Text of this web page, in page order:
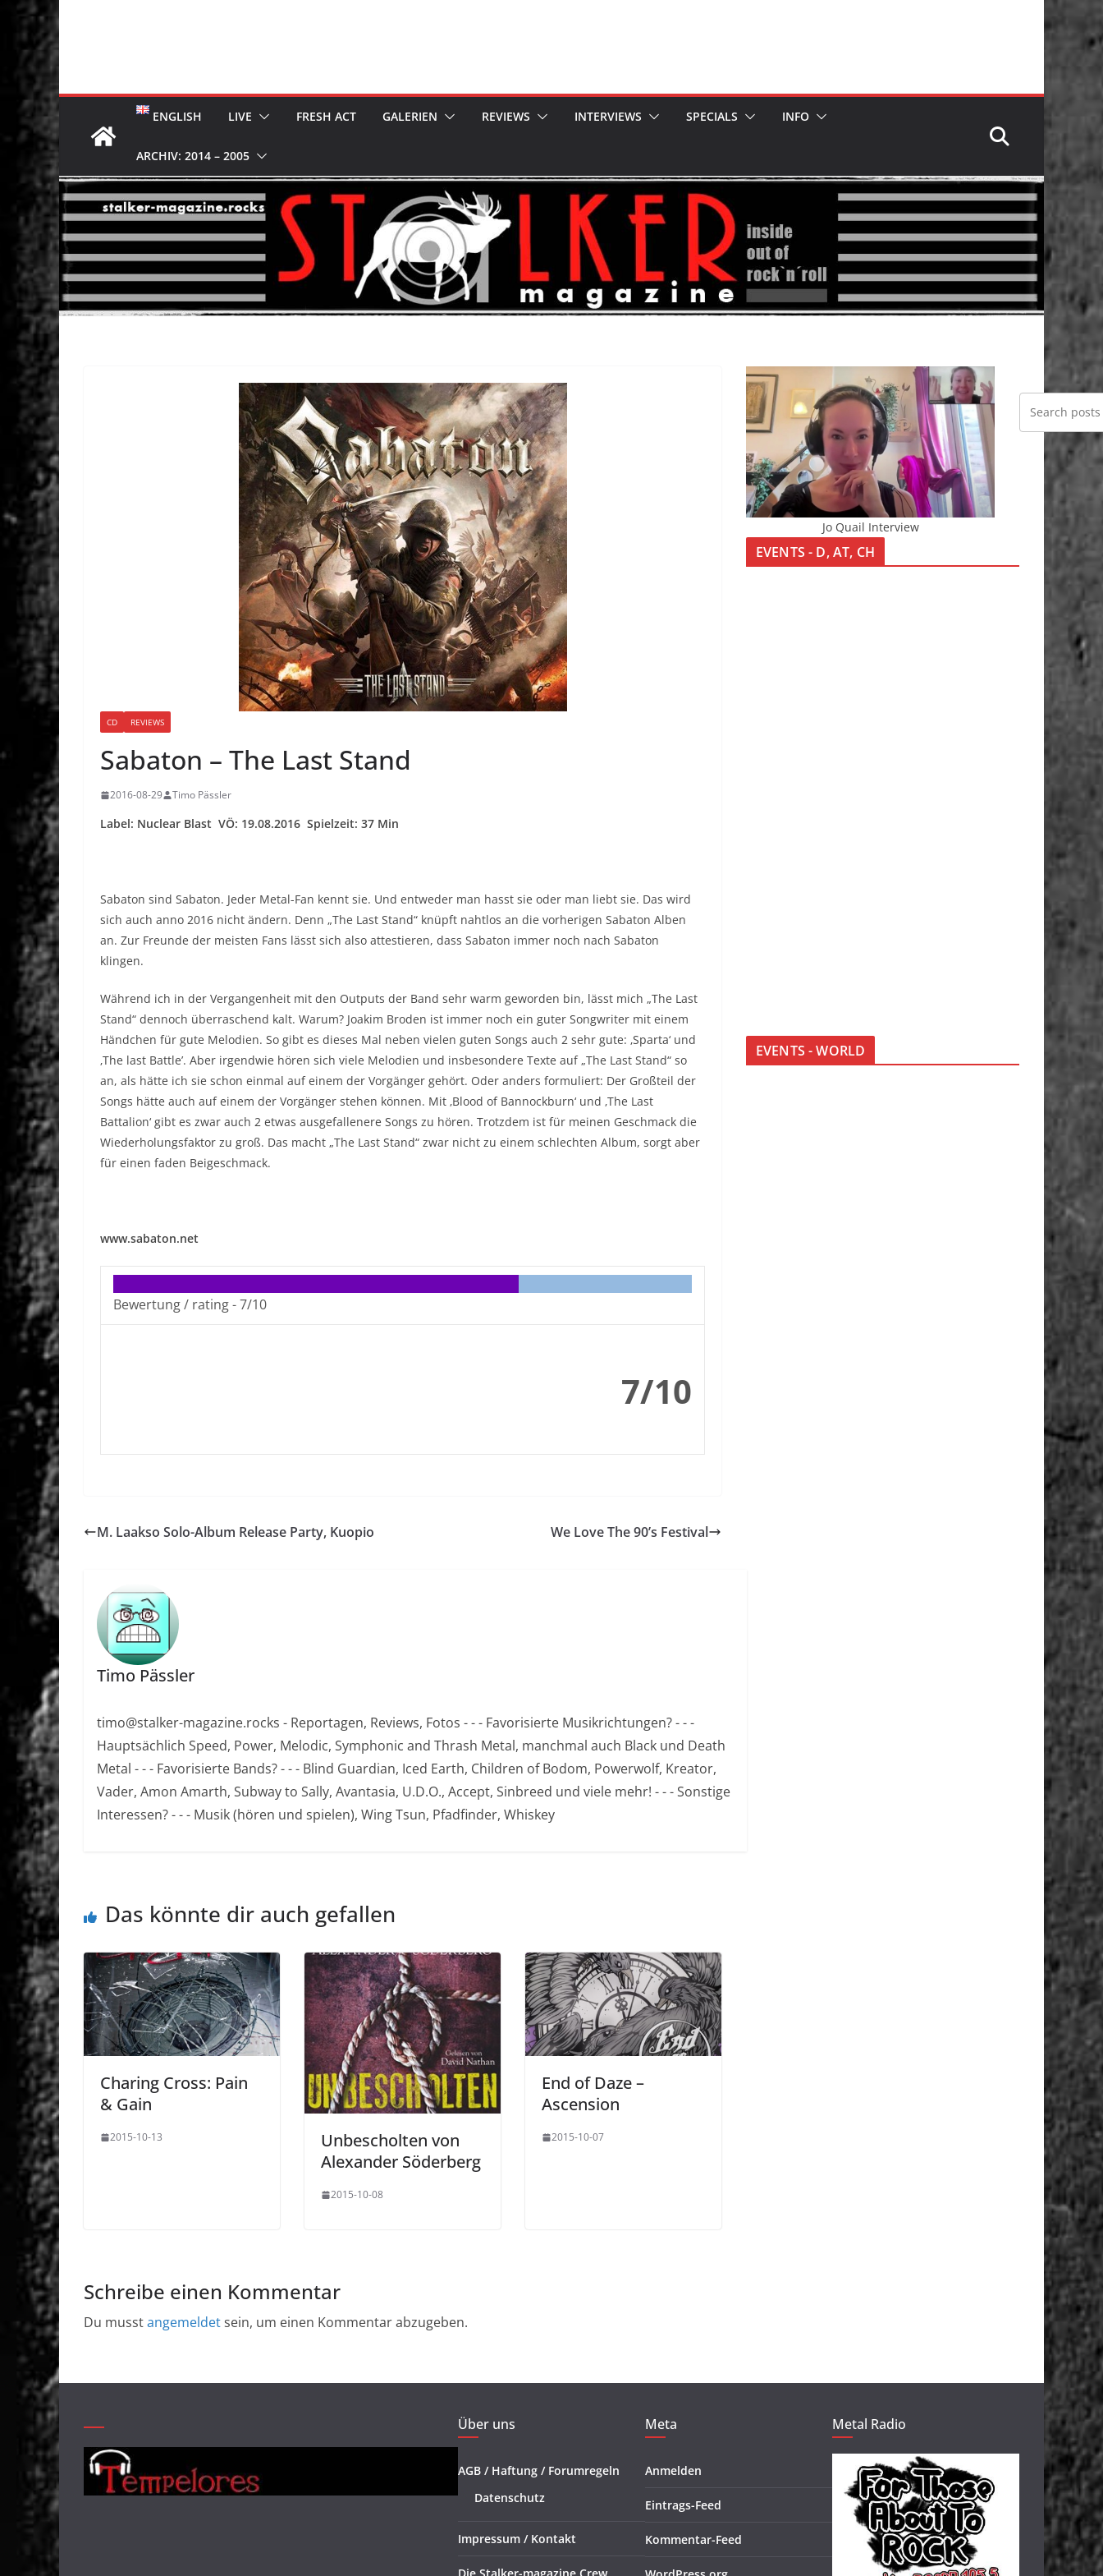
ENGLISH LIVE FRESH ACT GALERIEN REVIEWS INTERVIEWS SPECIALS INFO
ARCHIV: 2014 – 2005
CD REVIEWS
Sabaton – The Last Stand
2016-08-29 Timo Pässler
Label: Nuclear Blast VÖ: 19.08.2016 Spielzeit: 37 Min
Sabaton sind Sabaton. Jeder Metal-Fan kennt sie. Und entweder man hasst sie oder man liebt sie. Das wird
sich auch anno 2016 nicht ändern. Denn „The Last Stand“ knüpft nahtlos an die vorherigen Sabaton Alben
an. Zur Freunde der meisten Fans lässt sich also attestieren, dass Sabaton immer noch nach Sabaton
klingen.
Während ich in der Vergangenheit mit den Outputs der Band sehr warm geworden bin, lässt mich „The Last
Stand“ dennoch überraschend kalt. Warum? Joakim Broden ist immer noch ein guter Songwriter mit einem
Händchen für gute Melodien. So gibt es dieses Mal neben vielen guten Songs auch 2 sehr gute: ‚Sparta‘ und
‚The last Battle’. Aber irgendwie hören sich viele Melodien und insbesondere Texte auf „The Last Stand“ so
an, als hätte ich sie schon einmal auf einem der Vorgänger gehört. Oder anders formuliert: Der Großteil der
Songs hätte auch auf einem der Vorgänger stehen können. Mit ‚Blood of Bannockburn‘ und ‚The Last
Battalion‘ gibt es zwar auch 2 etwas ausgefallenere Songs zu hören. Trotzdem ist für meinen Geschmack die
Wiederholungsfaktor zu groß. Das macht „The Last Stand“ zwar nicht zu einem schlechten Album, sorgt aber
für einen faden Beigeschmack.
www.sabaton.net
Bewertung / rating -7/10
7/10
M. Laakso Solo-Album Release Party, Kuopio We Love The 90’s Festival
Timo Pässler
timo@stalker-magazine.rocks - Reportagen, Reviews, Fotos - - - Favorisierte Musikrichtungen? - - -
Hauptsächlich Speed, Power, Melodic, Symphonic and Thrash Metal, manchmal auch Black und Death
Metal - - - Favorisierte Bands? - - - Blind Guardian, Iced Earth, Children of Bodom, Powerwolf, Kreator,
Vader, Amon Amarth, Subway to Sally, Avantasia, U.D.O., Accept, Sinbreed und viele mehr! - - - Sonstige
Interessen? - - - Musik (hören und spielen), Wing Tsun, Pfadfinder, Whiskey
Das könnte dir auch gefallen
Charing Cross: Pain
& Gain
2015-10-13
Unbescholten von
Alexander Söderberg
2015-10-08
End of Daze –
Ascension
2015-10-07
Schreibe einen Kommentar
Du musstangemeldetsein, um einen Kommentar abzugeben.
Jo Quail Interview
EVENTS - D, AT, CH
EVENTS - WORLD
Über uns
AGB / Haftung / Forumregeln
Datenschutz
Impressum / Kontakt
Meta
Anmelden
Eintrags-Feed
Kommentar-Feed
Metal Radio